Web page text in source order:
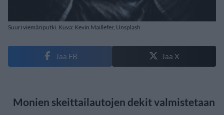
Suuri viemäriputki. Kuva: Kevin Maillefer, Unsplash
Jaa FB Jaa X
Monien skeittailautojen dekit valmistetaan